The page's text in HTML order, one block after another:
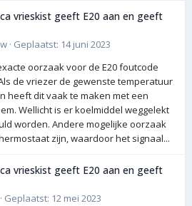
vrieskist geeft E20 aan en geeft
· Geplaatst: 14 juni 2023
oorzaak voor de E20 foutcode
de vriezer de gewenste temperatuur
heeft dit vaak te maken met een
Wellicht is er koelmiddel weggelekt
worden. Andere mogelijke oorzaak
zijn, waardoor het signaal...
vrieskist geeft E20 aan en geeft
· Geplaatst: 12 mei 2023